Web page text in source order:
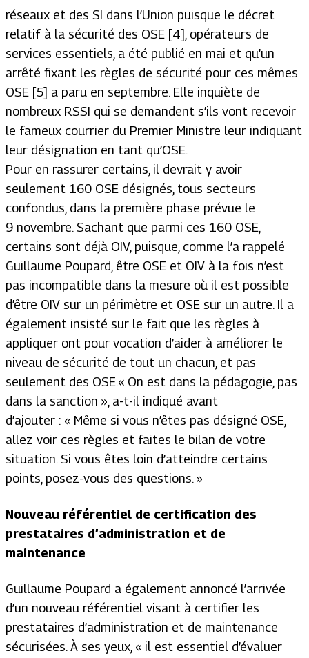
réseaux et des SI dans l’Union puisque le décret
relatif à la sécurité des OSE [4], opérateurs de
services essentiels, a été publié en mai et qu’un
arrêté fixant les règles de sécurité pour ces mêmes
OSE [5] a paru en septembre. Elle inquiète de
nombreux RSSI qui se demandent s’ils vont recevoir
le fameux courrier du Premier Ministre leur indiquant
leur désignation en tant qu’OSE.
Pour en rassurer certains, il devrait y avoir
seulement 160 OSE désignés, tous secteurs
confondus, dans la première phase prévue le
9 novembre. Sachant que parmi ces 160 OSE,
certains sont déjà OIV, puisque, comme l’a rappelé
Guillaume Poupard, être OSE et OIV à la fois n’est
pas incompatible dans la mesure où il est possible
d’être OIV sur un périmètre et OSE sur un autre. Il a
également insisté sur le fait que les règles à
appliquer ont pour vocation d’aider à améliorer le
niveau de sécurité de tout un chacun, et pas
seulement des OSE.« On est dans la pédagogie, pas
dans la sanction », a-t-il indiqué avant
d’ajouter : « Même si vous n’êtes pas désigné OSE,
allez voir ces règles et faites le bilan de votre
situation. Si vous êtes loin d’atteindre certains
points, posez-vous des questions. »
Nouveau référentiel de certification des
prestataires d’administration et de
maintenance
Guillaume Poupard a également annoncé l’arrivée
d’un nouveau référentiel visant à certifier les
prestataires d’administration et de maintenance
sécurisées. À ses yeux, « il est essentiel d’évaluer